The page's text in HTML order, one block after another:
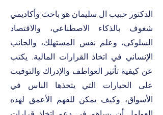
ماذا يعني حقاً أن تكون خبيراً
في فوربس؟
الدكتور حبيب ال سليمان هو باحث وأكاديمي
شغوف بالذكاء الاصطناعي، والاقتصاد
السلوكي، وعلم نفس المستهلك، والجانب
الإنساني في اتخاذ القرارات المالية. يكتب
عن كيفية تأثير العواطف والإدراك والتوقيت
على الخيارات التي يتخذها الناس في
الأسواق، وكيف يمكن للفهم الأعمق لهذه